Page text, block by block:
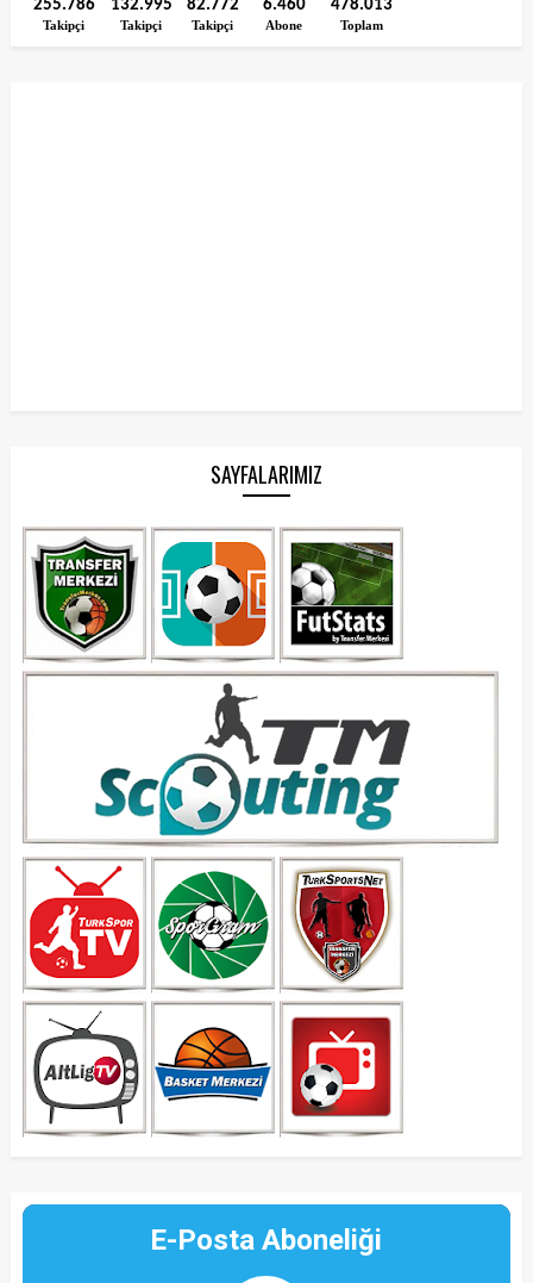
255.786
Takipçi
132.995
Takipçi
82.772
Takipçi
6.460
Abone
478.013
Toplam
SAYFALARIMIZ
E-Posta Aboneliği